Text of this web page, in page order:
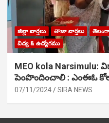
జిల్లా వార్తలు తాజా వార్తలు
విద్య & ఉద్యోగము
MEO kola Narsimulu:
పెంపొందించాలి : ఎంఈఓ కోల
07/11/2024 SIRA NEWS